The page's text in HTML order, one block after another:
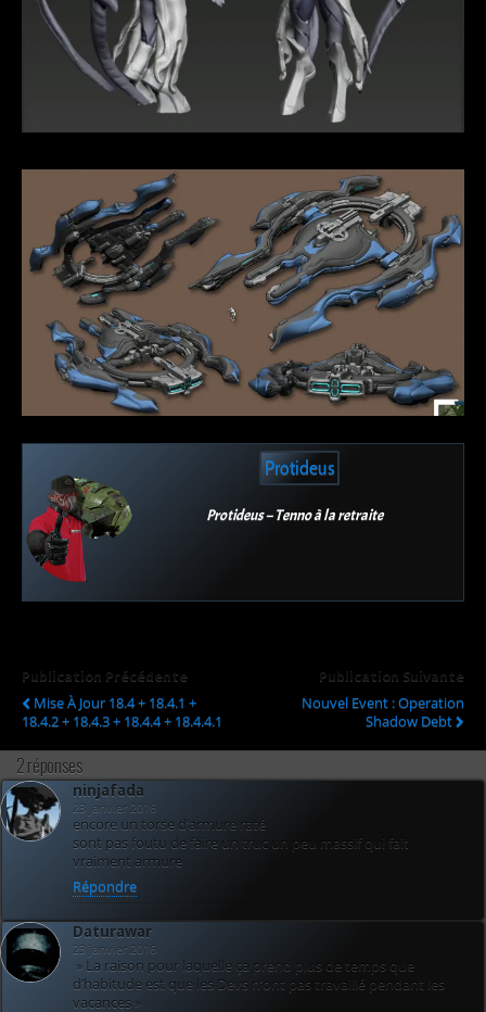
Protideus
Protideus – Tenno à la retraite
Publication Précédente
Mise À Jour 18.4 + 18.4.1 +
18.4.2 + 18.4.3 + 18.4.4 + 18.4.4.1
Publication Suivante
Nouvel Event : Operation
Shadow Debt
2 réponses
ninjafada
23 janvier 2016
encore un torse d’armure raté
sont pas foutu de faire un truc un peu massif qui fait
vraiment armure
Répondre
Daturawar
23 janvier 2016
» La raison pour laquelle ça prend plus de temps que
d’habitude est que les Devs n’ont pas travaillé pendant les
vacances »